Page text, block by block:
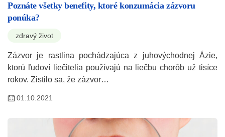
Poznáte všetky benefity, ktoré konzumácia zázvoru
ponúka?
zdravý život
Zázvor je rastlina pochádzajúca z juhovýchodnej Ázie,
ktorú ľudoví liečitelia používajú na liečbu chorôb už tisíce
rokov. Zistilo sa, že zázvor…
01.10.2021